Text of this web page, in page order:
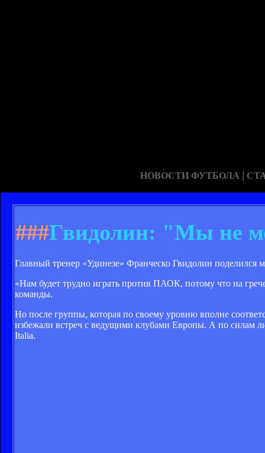
НОВОСТИ ФУТБОЛА |
###Гвидолин: "Мы не
Главный тренер «Удинезе» Франческо Гвидолин
«Нам будет трудно играть против ПАОК, потому что на
команды.
Но после группы, которая по своему уровню вполне
избежали встреч с ведущими клубами Европы. А по силам
Italia.